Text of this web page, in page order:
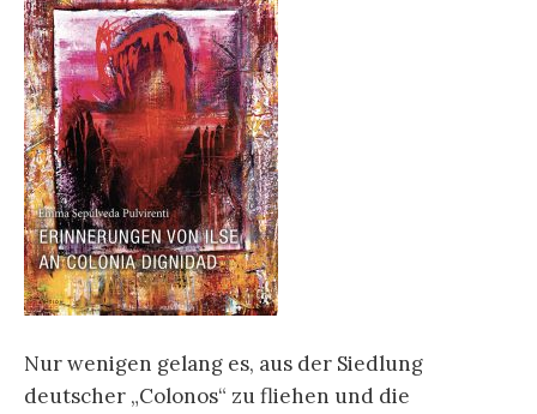
Nur wenigen gelang es, aus der Siedlung
deutscher „Colonos“ zu fliehen und die